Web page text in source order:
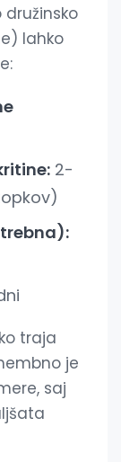
lahko
2-
traja
je
saj